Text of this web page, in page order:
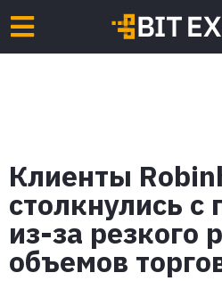
Клиенты
столкнулись
из-за резкого
объемов